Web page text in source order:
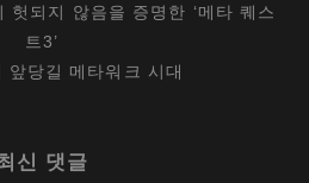
헛되지 않음을 증명한 ‘메타 퀘스
트3’
앞당길 메타워크 시대
신 댓글